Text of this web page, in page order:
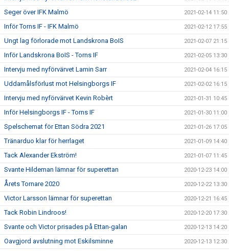
Seger över IFK Malmö 2021-02-14 11:50
Inför Torns IF - IFK Malmö 2021-02-12 17:55
Ungt lag förlorade mot Landskrona BoIS 2021-02-07 21:15
Inför Landskrona BoIS - Torns IF 2021-02-05 13:30
Intervju med nyförvärvet Lamin Sarr 2021-02-04 16:15
Uddamålsförlust mot Helsingborgs IF 2021-02-02 16:15
Intervju med nyförvärvet Kevin Robèrt 2021-01-31 10:45
Inför Helsingborgs IF - Torns IF 2021-01-30 11:00
Spelschemat för Ettan Södra 2021 2021-01-26 17:05
Tränarduo klar för herrlaget 2021-01-09 14:40
Tack Alexander Ekström! 2021-01-07 11:45
Svante Hildeman lämnar för superettan 2020-12-23 14:00
Årets Tornare 2020 2020-12-22 13:30
Victor Larsson lämnar för superettan 2020-12-21 16:45
Tack Robin Lindroos! 2020-12-20 17:30
Svante och Victor prisades på Ettan-galan 2020-12-13 14:20
Oavgjord avslutning mot Eskilsminne 2020-12-13 12:30